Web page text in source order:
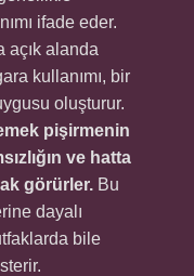
ifade eder.
açık alanda
kullanımı, bir
oluşturur.
pişirmenin
ve hatta
görürler. Bu
dayalı
bile